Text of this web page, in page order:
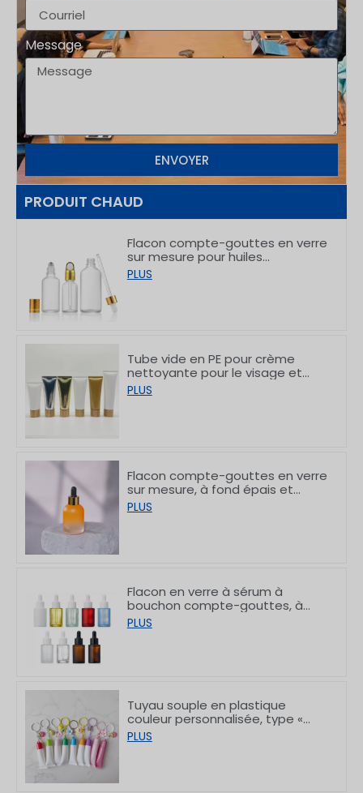
Message
ENVOYER
PRODUIT CHAUD
Flacon compte-gouttes en verre
sur mesure pour huiles
essentielles, destiné aux soins de
la peau, de 5 à 100 ml
PLUS
Tube vide en PE pour crème
nettoyante pour le visage et
crème pour les mains, avec
bouchons en bambou,
PLUS
Flacon compte-gouttes en verre
sur mesure, à fond épais et
gradué, 30 ml
PLUS
Flacon en verre à sérum à
bouchon compte-gouttes, à
bord plat et finition blanche
givrée, 10/30/50/60/80/100 ml
PLUS
Tuyau souple en plastique
couleur personnalisée, type «
rouge à lèvres », avec crochet,
8/15 g
PLUS